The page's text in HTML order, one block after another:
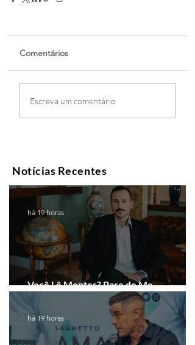
Comentários
Escreva um comentário
Notícias Recentes
Você Lê Mentes? Pare de Me
há 19 horas
há 19 horas